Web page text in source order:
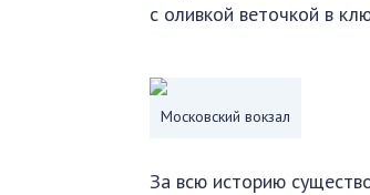
с оливкой веточкой в
Московский вокзал
За всю историю